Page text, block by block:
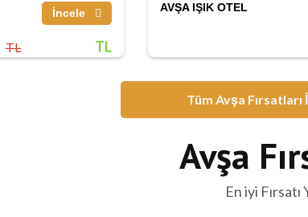
İncele
TL
TL
AVŞA IŞIK OTEL
Tüm Avşa Fırsatları
Avşa
En iyi Fırsatı